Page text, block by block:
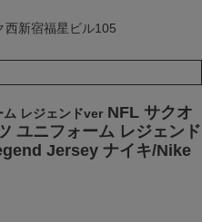
西新宿福星ビル105
レジェンドver NFL サクオ
ユニフォーム レジェンド
Jersey ナイキ/Nike